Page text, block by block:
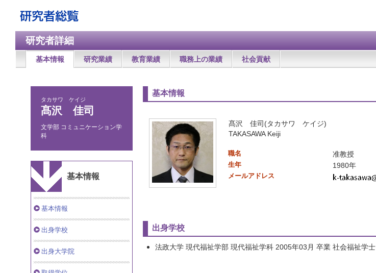
研究者詳細
基本情報 研究業績 教育業績 職務上の業績 社会貢献
タカサワ ケイジ
髙沢 佳司
文学部 コミュニケーション学
科
基本情報
基本情報
出身学校
出身大学院
基本情報
髙沢 佳司(タカサワ ケイジ)
TAKASAWA Keiji
職名 准教授
生年 1980年
メールアドレス
出身学校
法政大学 現代福祉学部 現代福祉学科 2005年03月 卒業 社会福祉学士